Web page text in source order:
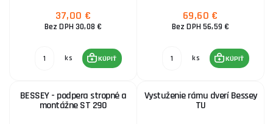
37,00 €
Bez DPH 30,08 €
ks KÚPIŤ
69,60 €
Bez DPH 56,59 €
ks KÚPIŤ
BESSEY - podpera stropné a
montážne ST 290
Vystuženie rámu dverí Bessey
TU